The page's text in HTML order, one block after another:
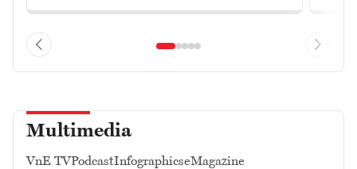
Multimedia
VnE TVPodcastInfographicseMagazine